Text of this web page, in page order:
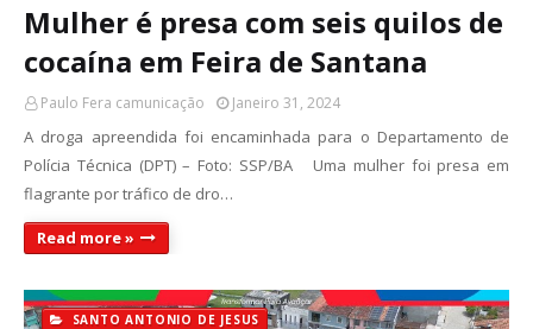
Mulher é presa com seis quilos de
cocaína em Feira de Santana
Paulo Fera camunicação Janeiro 31, 2024
A droga apreendida foi encaminhada para o Departamento de
Polícia Técnica (DPT) – Foto: SSP/BA Uma mulher foi presa em
flagrante por tráfico de dro…
Read more »
SANTO ANTONIO DE JESUS